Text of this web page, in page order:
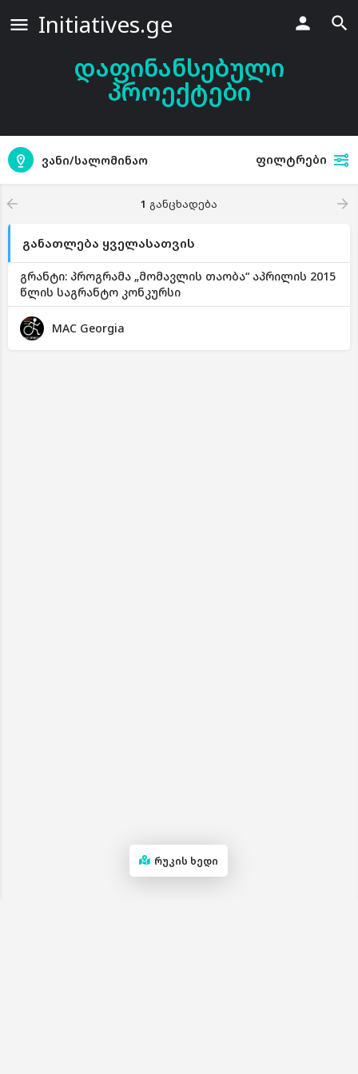
Initiatives.ge
დაფინანსებული
პროექტები
ვანი/სალომინაო ფილტრები
1 განცხადება
განათლება ყველასათვის
გრანტი: პროგრამა „მომავლის თაობა“ აპრილის 2015
წლის საგრანტო კონკურსი
MAC Georgia
რუკის ხედი